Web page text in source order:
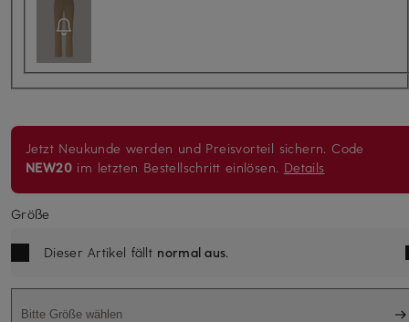
Jetzt Neukunde werden und Preisvorteil sichern. Code
NEW20 im letzten Bestellschritt einlösen. Details
Größe
Dieser Artikel fällt normal aus.
Bitte Größe wählen